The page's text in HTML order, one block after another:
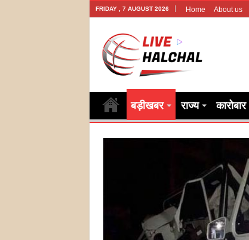
FRIDAY , 7 AUGUST 2026 Home About us
बड़ीखबर राज्य कारोबार